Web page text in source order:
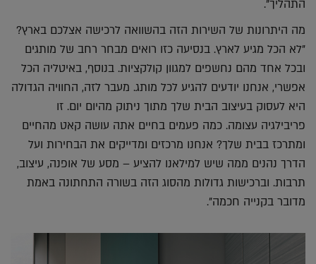
התהליך".
מה היתרונות של השירות הזה בהשוואה לרכישה אצלכם בארץ?
"לא הכל מגיע לארץ. בנסיעה כזו רואים מבחר רחב של מותגים
ובכל אחד מהם נחשפים למגוון קולקציות. בנוסף, באיטליה הכל
אפשרי, אנחנו יודעים להגיע לכל מותג. מעבר לזה, החוויה הגדולה
היא לעסוק בעיצוב הבית שלך מתוך ניתוק מהיום יום. זו
פריבילגיה עצומה. כמה פעמים בחיים אתה עושה קאט מהחיים
ומתרכז בבית שלך? אנחנו מרכזים ומדייקים את הבחירות ועל
הדרך נהנים ממה שיש למילאנו להציע – מסע של אופנה, עיצוב,
תרבות. וברכישות גדולות מהסוג הזה בשורה התחתונה באמת
מדובר בקנייה חכמה".